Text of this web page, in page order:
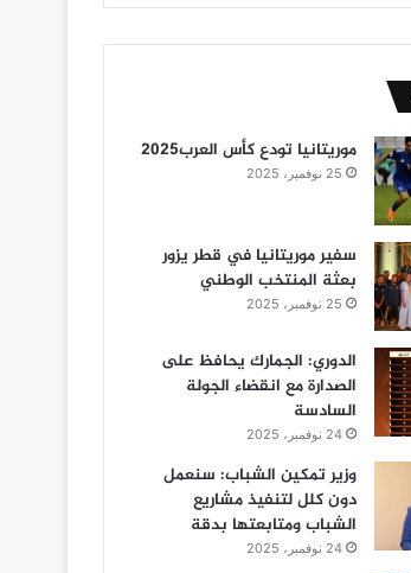
موريتانيا تودع كأس العرب2025
25 نوفمبر، 2025
سفير موريتانيا في قطر يزور
بعثة المنتخب الوطني
25 نوفمبر، 2025
الدوري: الجمارك يحافظ على
الصدارة مع انقضاء الجولة
السادسة
24 نوفمبر، 2025
وزير تمكين الشباب: سنعمل
دون كلل لتنفيذ مشاريع
الشباب ومتابعتها بدقة
24 نوفمبر، 2025